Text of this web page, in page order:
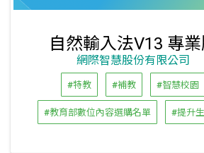
自然輸入法V13 專業
網際智慧股份有限公司
#特教 #補教 #智慧校園
#教育部數位內容選購名單 #提升